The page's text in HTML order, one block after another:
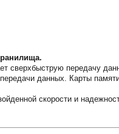
сверхбыструю передачу
данных. Карты
скорости и